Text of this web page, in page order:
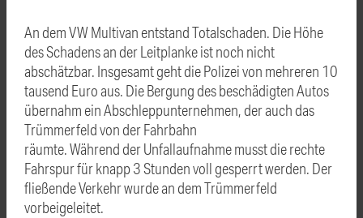
An dem VW Multivan entstand Totalschaden. Die Höhe
des Schadens an der Leitplanke ist noch nicht
abschätzbar. Insgesamt geht die Polizei von mehreren 10
tausend Euro aus. Die Bergung des beschädigten Autos
übernahm ein Abschleppunternehmen, der auch das
Trümmerfeld von der Fahrbahn
räumte. Während der Unfallaufnahme musst die rechte
Fahrspur für knapp 3 Stunden voll gesperrt werden. Der
fließende Verkehr wurde an dem Trümmerfeld
vorbeigeleitet.